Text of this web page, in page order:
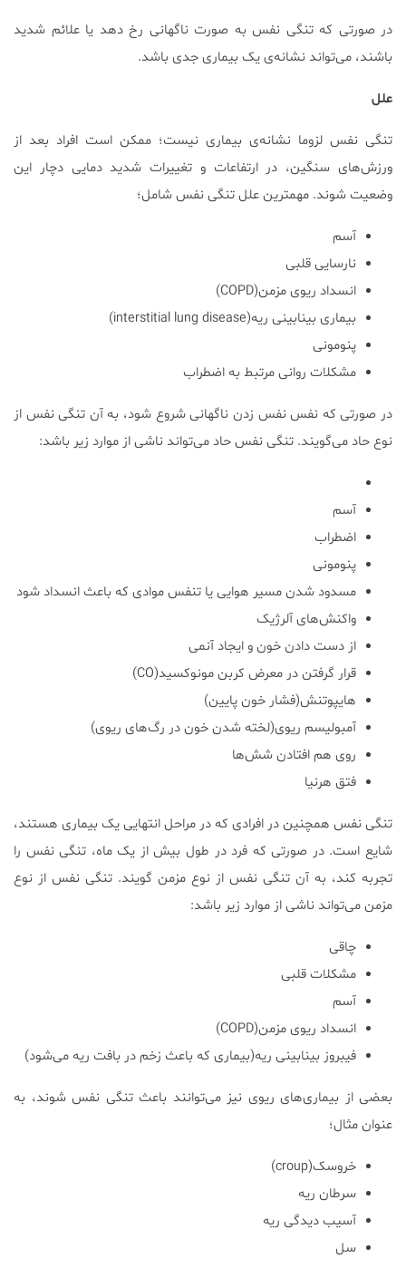
در صورتی که تنگی نفس به صورت ناگهانی رخ دهد یا علائم شدید
باشند، می‌تواند نشانه‌ی یک بیماری جدی باشد.
علل
تنگی نفس لزوما نشانه‌ی بیماری نیست؛ ممکن است افراد بعد از
ورزش‌های سنگین، در ارتفاعات و تغییرات شدید دمایی دچار این
وضعیت شوند. مهمترین علل تنگی نفس شامل؛
آسم
نارسایی قلبی
انسداد ریوی مزمن(COPD)
بیماری بینابینی ریه(interstitial lung disease)
پنومونی
مشکلات روانی مرتبط به اضطراب
در صورتی که نفس نفس زدن ناگهانی شروع شود، به آن تنگی نفس از
نوع حاد می‌گویند. تنگی نفس حاد می‌تواند ناشی از موارد زیر باشد:
آسم
اضطراب
پنومونی
مسدود شدن مسیر هوایی یا تنفس موادی که باعث انسداد شود
واکنش‌های آلرژیک
از دست دادن خون و ایجاد آنمی
قرار گرفتن در معرض کربن مونوکسید(CO)
هایپوتنش(فشار خون پایین)
آمبولیسم ریوی(لخته شدن خون در رگ‌های ریوی)
روی هم افتادن شش‌ها
فتق هرنیا
تنگی نفس همچنین در افرادی که در مراحل انتهایی یک بیماری هستند،
شایع است. در صورتی که فرد در طول بیش از یک ماه، تنگی نفس را
تجربه کند، به آن تنگی نفس از نوع مزمن گویند. تنگی نفس از نوع
مزمن می‌تواند ناشی از موارد زیر باشد:
چاقی
مشکلات قلبی
آسم
انسداد ریوی مزمن(COPD)
فیبروز بینابینی ریه(بیماری که باعث زخم در بافت ریه می‌شود)
بعضی از بیماری‌های ریوی نیز می‌توانند باعث تنگی نفس شوند، به
عنوان مثال؛
خروسک(croup)
سرطان ریه
آسیب دیدگی ریه
سل